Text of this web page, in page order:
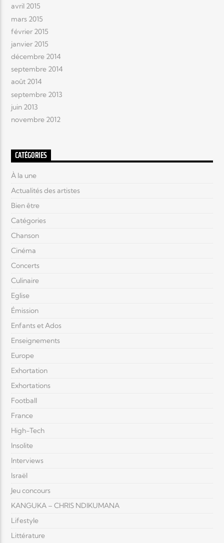
avril 2015
mars 2015
février 2015
janvier 2015
décembre 2014
septembre 2014
août 2014
septembre 2013
juin 2013
novembre 2012
CATÉGORIES
À la une
Actualités des artistes
Bien être
Catégories
Chanson
Cinéma
Concerts
Culinaire
Eglise
Émission
Enfants et Ados
Enseignements
Europe
Exhortation
Exhortations
Football
France
High-Tech
Insolite
Interviews
Israël
Jeu concours
KANGUKA – CHRIS NDIKUMANA
Lifestyle
Littérature